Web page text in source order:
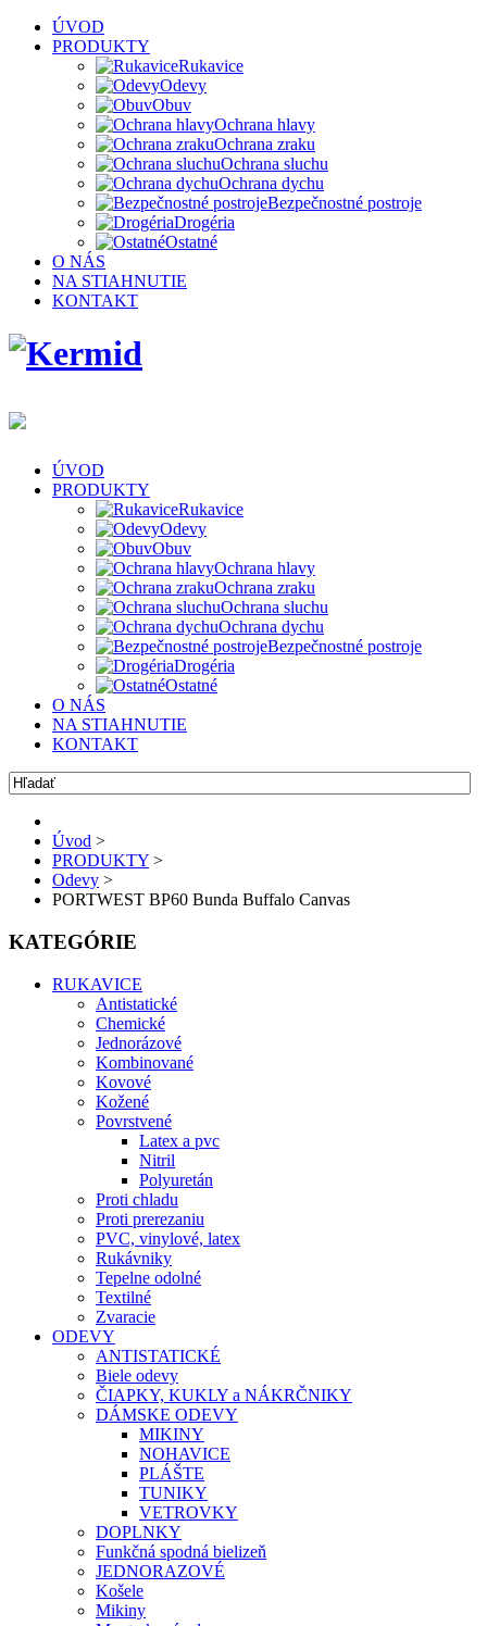
ÚVOD
PRODUKTY
Rukavice
Odevy
Obuv
Ochrana hlavy
Ochrana zraku
Ochrana sluchu
Ochrana dychu
Bezpečnostné postroje
Drogéria
Ostatné
O NÁS
NA STIAHNUTIE
KONTAKT
ÚVOD
PRODUKTY
Rukavice
Odevy
Obuv
Ochrana hlavy
Ochrana zraku
Ochrana sluchu
Ochrana dychu
Bezpečnostné postroje
Drogéria
Ostatné
O NÁS
NA STIAHNUTIE
KONTAKT
Úvod >
PRODUKTY >
Odevy >
PORTWEST BP60 Bunda Buffalo Canvas
KATEGÓRIE
RUKAVICE
Antistatické
Chemické
Jednorázové
Kombinované
Kovové
Kožené
Povrstvené
Latex a pvc
Nitril
Polyuretán
Proti chladu
Proti prerezaniu
PVC, vinylové, latex
Rukávniky
Tepelne odolné
Textilné
Zvaracie
ODEVY
ANTISTATICKÉ
Biele odevy
ČIAPKY, KUKLY a NÁKRČNIKY
DÁMSKE ODEVY
MIKINY
NOHAVICE
PLÁŠTE
TUNIKY
VETROVKY
DOPLNKY
Funkčná spodná bielizeň
JEDNORAZOVÉ
Košele
Mikiny